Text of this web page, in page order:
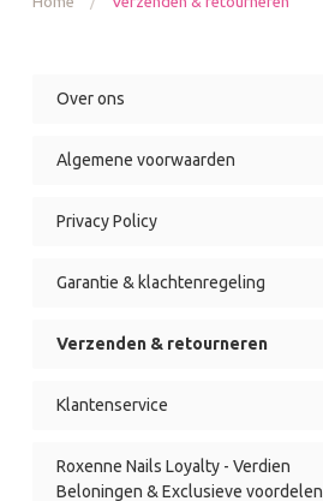
Over ons
Algemene voorwaarden
Privacy Policy
Garantie & klachtenregeling
Verzenden & retourneren
Klantenservice
Roxenne Nails Loyalty - Verdien
Beloningen & Exclusieve voordelen